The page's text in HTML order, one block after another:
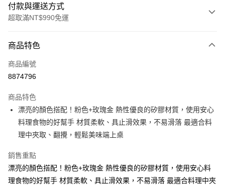
付款與運送方式
超取滿NT$990免運
信用卡一次付款
超商取貨付款
Apple Pay
街口支付
全盈+PAY
AFTEE先享後付
商品特色
商品編號
8874796
商品特色
漂亮的顏色搭配！粉色+玫瑰金 熱性優良的矽膠材質，使用安心
料理食物的好幫手 材質柔軟、具止滑效果，不易滑落 最適合料
理中夾取、翻攪，輕鬆美味端上桌
銷售重點
漂亮的顏色搭配！粉色+玫瑰金 熱性優良的矽膠材質，使用安心料
理食物的好幫手 材質柔軟、具止滑效果，不易滑落 最適合料理中夾